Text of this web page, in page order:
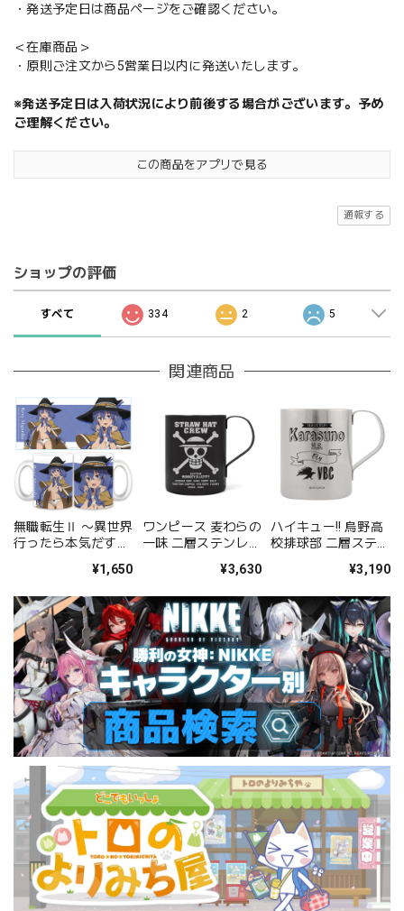
・発送予定日は商品ページをご確認ください。
＜在庫商品＞
・原則ご注文から5営業日以内に発送いたします。
※発送予定日は入荷状況により前後する場合がございます。予め
ご理解ください。
この商品をアプリで見る
通報する
ショップの評価
すべて 334 2 5
関連商品
無職転生Ⅱ 〜異世界
行ったら本気だす〜
シー・ミグルディ
¥1,650
ワンピース 麦わらの
一味 二層ステンレス
¥3,630
ハイキュー!! 烏野高
校排球部 二層ステン
¥3,190